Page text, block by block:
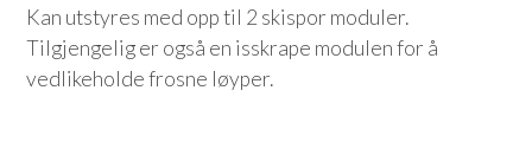
Kan utstyres med opp til 2 skispor moduler.
Tilgjengelig er også en isskrape modulen for å
vedlikeholde frosne løyper.